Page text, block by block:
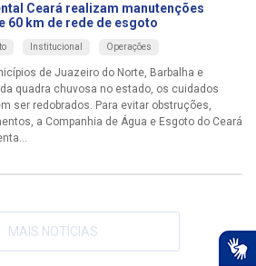
Ceará realizam manutenções
60 km de rede de esgoto
Institucional Operações
de Juazeiro do Norte, Barbalha e
quadra chuvosa no estado, os cuidados
ser redobrados. Para evitar obstruções,
a Companhia de Água e Esgoto do Ceará
MAIS NOTÍCIAS